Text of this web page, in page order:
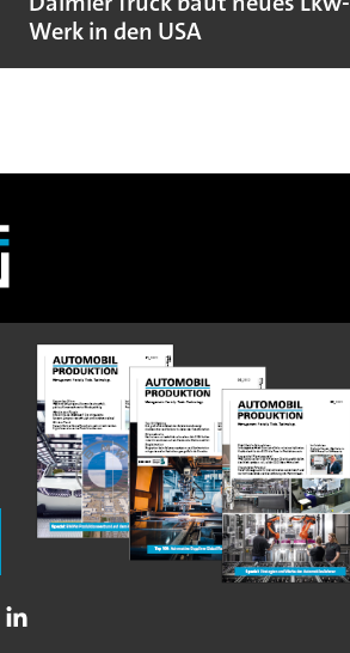
Werk in den USA